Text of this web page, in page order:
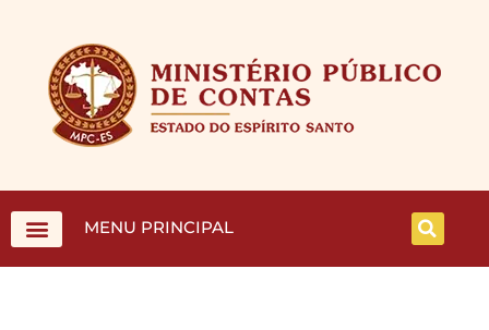
MENU PRINCIPAL